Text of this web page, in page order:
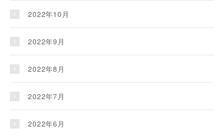
2022年10月
2022年9月
2022年8月
2022年7月
2022年6月